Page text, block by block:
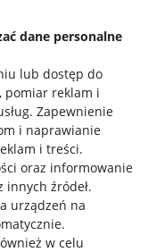
dane personalne
lub dostęp do
pomiar reklam i
. Zapewnienie
i naprawianie
i treści.
oraz informowanie
innych źródeł.
urządzeń na
.
w celu